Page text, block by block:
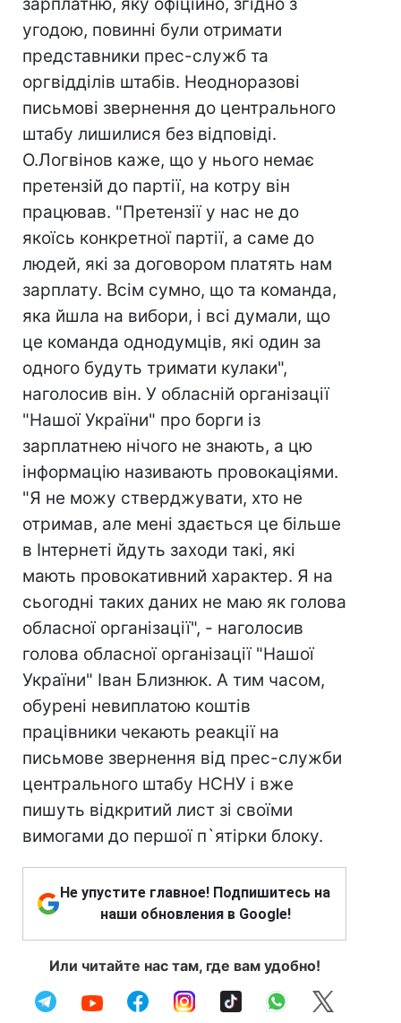
угодою, повинні були отримати
представники прес-служб та
оргвідділів штабів. Неодноразові
письмові звернення до центрального
штабу лишилися без відповіді.
О.Логвінов каже, що у нього немає
претензій до партії, на котру він
працював. "Претензії у нас не до
якоїсь конкретної партії, а саме до
людей, які за договором платять нам
зарплату. Всім сумно, що та команда,
яка йшла на вибори, і всі думали, що
це команда однодумців, які один за
одного будуть тримати кулаки",
наголосив він. У обласній організації
"Нашої України" про борги із
зарплатнею нічого не знають, а цю
інформацію називають провокаціями.
"Я не можу стверджувати, хто не
отримав, але мені здається це більше
в Інтернеті йдуть заходи такі, які
мають провокативний характер. Я на
сьогодні таких даних не маю як голова
обласної організації", - наголосив
голова обласної організації "Нашої
України" Іван Близнюк. А тим часом,
обурені невиплатою коштів
працівники чекають реакції на
письмове звернення від прес-служби
центрального штабу НСНУ і вже
пишуть відкритий лист зі своїми
вимогами до першої п`ятірки блоку.
Не упустите главное! Подпишитесь на
наши обновления в Google!
Или читайте нас там, где вам удобно!